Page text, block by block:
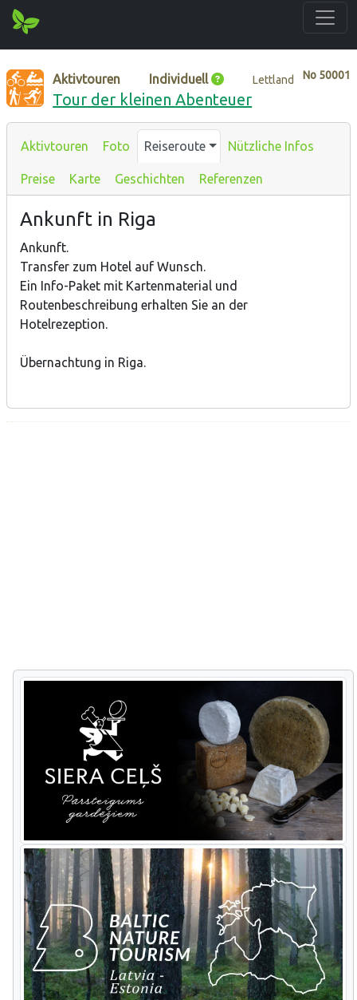
No 50001
Aktivtouren Individuell Lettland
Tour der kleinen Abenteuer
Aktivtouren Foto Reiseroute Nützliche Infos
Preise Karte Geschichten Referenzen
Ankunft in Riga
Ankunft.
Transfer zum Hotel auf Wunsch.
Ein Info-Paket mit Kartenmaterial und
Routenbeschreibung erhalten Sie an der
Hotelrezeption.
Übernachtung in Riga.